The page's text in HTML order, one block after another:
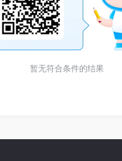
暂无符合条件的结果